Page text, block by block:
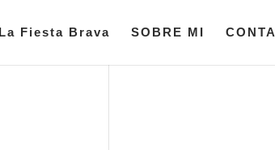
La Fiesta Brava SOBRE MI